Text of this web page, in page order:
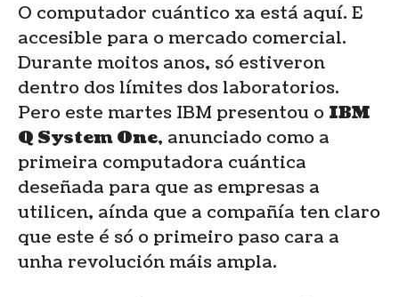
O computador cuántico xa está aquí. E
accesible para o mercado comercial.
Durante moitos anos, só estiveron
dentro dos límites dos laboratorios.
Pero este martes IBM presentou o IBM
Q System One, anunciado como a
primeira computadora cuántica
deseñada para que as empresas a
utilicen, aínda que a compañía ten claro
que este é só o primeiro paso cara a
unha revolución máis ampla.